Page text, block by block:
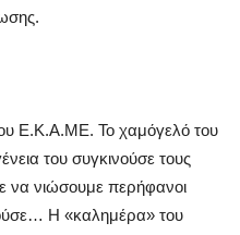
Ε.Κ.Α.ΜΕ. Το χαμόγελό του
του συγκινούσε τους
να νιώσουμε περήφανοι
Η «καλημέρα» του